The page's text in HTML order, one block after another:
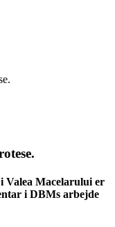
Valea Macelarului er
i DBMs arbejde